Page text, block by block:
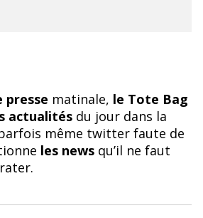
presse matinale, le Tote Bag
actualitésdu jour dans la
même twitter faute de
les newsqu’il ne faut